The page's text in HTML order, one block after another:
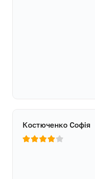
Костюченко Софія